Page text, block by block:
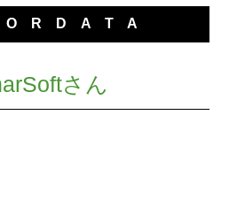
さん